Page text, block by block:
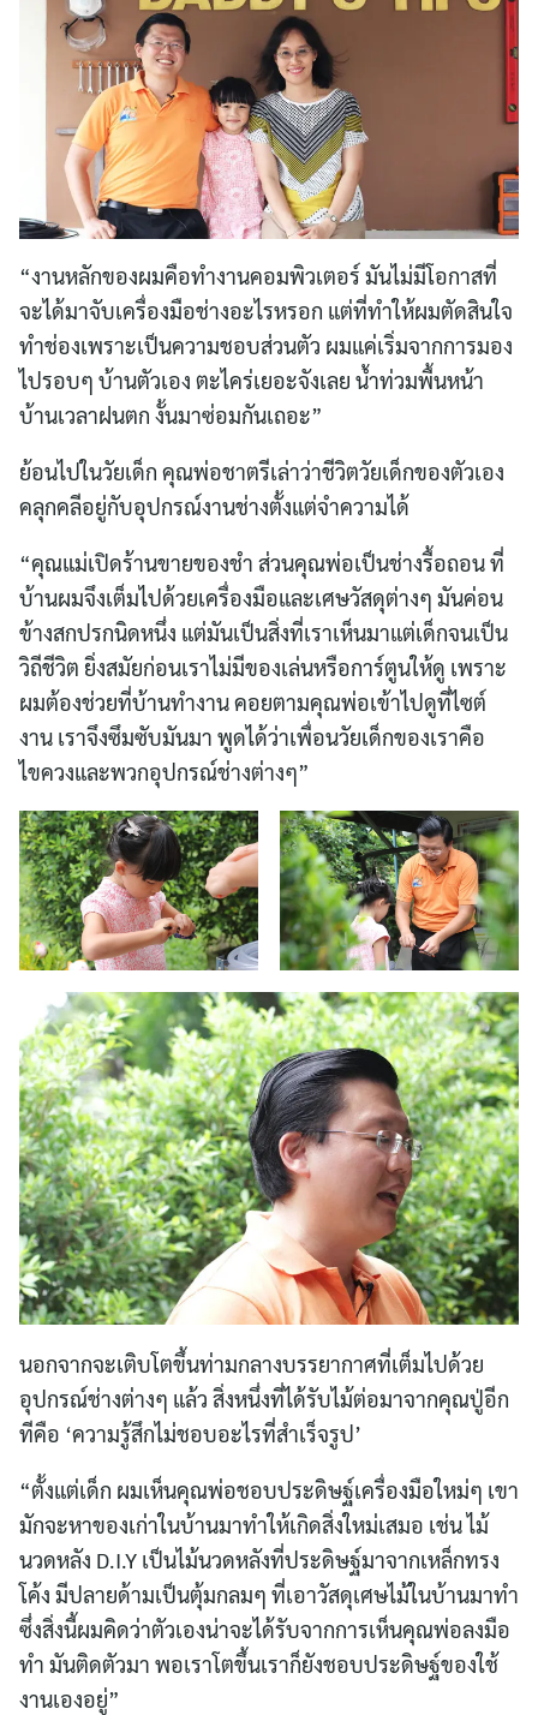
“งานหลักของผมคือทำงานคอมพิวเตอร์ มันไม่มีโอกาสที่
จะได้มาจับเครื่องมือช่างอะไรหรอก แต่ที่ทำให้ผมตัดสินใจ
ทำช่องเพราะเป็นความชอบส่วนตัว ผมแค่เริ่มจากการมอง
ไปรอบๆ บ้านตัวเอง ตะไคร่เยอะจังเลย น้ำท่วมพื้นหน้า
บ้านเวลาฝนตก งั้นมาซ่อมกันเถอะ”
ย้อนไปในวัยเด็ก คุณพ่อชาตรีเล่าว่าชีวิตวัยเด็กของตัวเอง
คลุกคลีอยู่กับอุปกรณ์งานช่างตั้งแต่จำความได้
“คุณแม่เปิดร้านขายของชำ ส่วนคุณพ่อเป็นช่างรื้อถอน ที่
บ้านผมจึงเต็มไปด้วยเครื่องมือและเศษวัสดุต่างๆ มันค่อน
ข้างสกปรกนิดหนึ่ง แต่มันเป็นสิ่งที่เราเห็นมาแต่เด็กจนเป็น
วิถีชีวิต ยิ่งสมัยก่อนเราไม่มีของเล่นหรือการ์ตูนให้ดู เพราะ
ผมต้องช่วยที่บ้านทำงาน คอยตามคุณพ่อเข้าไปดูที่ไซต์
งาน เราจึงซึมซับมันมา พูดได้ว่าเพื่อนวัยเด็กของเราคือ
ไขควงและพวกอุปกรณ์ช่างต่างๆ”
นอกจากจะเติบโตขึ้นท่ามกลางบรรยากาศที่เต็มไปด้วย
อุปกรณ์ช่างต่างๆ แล้ว สิ่งหนึ่งที่ได้รับไม้ต่อมาจากคุณปู่อีก
ทีคือ ‘ความรู้สึกไม่ชอบอะไรที่สำเร็จรูป’
“ตั้งแต่เด็ก ผมเห็นคุณพ่อชอบประดิษฐ์เครื่องมือใหม่ๆ เขา
มักจะหาของเก่าในบ้านมาทำให้เกิดสิ่งใหม่เสมอ เช่น ไม้
นวดหลัง D.I.Y เป็นไม้นวดหลังที่ประดิษฐ์มาจากเหล็กทรง
โค้ง มีปลายด้ามเป็นตุ้มกลมๆ ที่เอาวัสดุเศษไม้ในบ้านมาทำ
ซึ่งสิ่งนี้ผมคิดว่าตัวเองน่าจะได้รับจากการเห็นคุณพ่อลงมือ
ทำ มันติดตัวมา พอเราโตขึ้นเราก็ยังชอบประดิษฐ์ของใช้
งานเองอยู่”